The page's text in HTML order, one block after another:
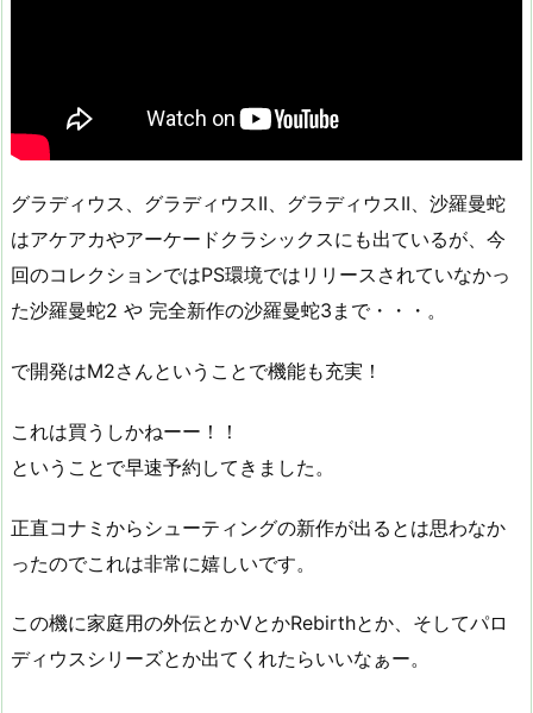
グラディウス、グラディウスII、グラディウスII、沙羅曼蛇
はアケアカやアーケードクラシックスにも出ているが、今
回のコレクションではPS環境ではリリースされていなかっ
た沙羅曼蛇2 や 完全新作の沙羅曼蛇3まで・・・。
で開発はM2さんということで機能も充実！
これは買うしかねーー！！
ということで早速予約してきました。
正直コナミからシューティングの新作が出るとは思わなか
ったのでこれは非常に嬉しいです。
この機に家庭用の外伝とかVとかRebirthとか、そしてパロ
ディウスシリーズとか出てくれたらいいなぁー。